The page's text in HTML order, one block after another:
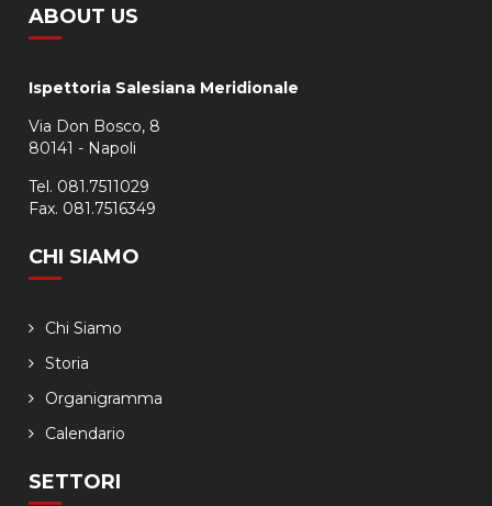
ABOUT US
Ispettoria Salesiana Meridionale
Via Don Bosco, 8
80141 - Napoli
Tel. 081.7511029
Fax. 081.7516349
CHI SIAMO
Chi Siamo
Storia
Organigramma
Calendario
SETTORI